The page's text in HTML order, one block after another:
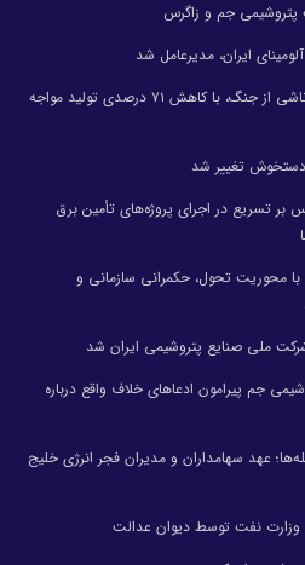
جم و زاگرس
ایران، مدیرعامل شد
پتروشیمی اروند پس از اختلالات ناشی از جنگ، با کاهش ۷۱ درصدی تولید مواجه
دستخوش تغییر شد
بر تسریع در اجرای پروژه‌های تأمین برق
با محوریت تحول، حکمرانی سازمانی و
ملی صنایع پتروشیمی ایران شد
جم پیرامون ادعاهای خلاف واقع درباره
عهد سهامداران و مدیران فجر انرژی خلیج
نفت توسط دیوان عدالت